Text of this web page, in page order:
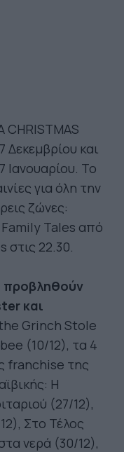
CHRISTMAS
Δεκεμβρίου και
Ιανουαρίου. Το
για όλη την
ζώνες:
Tales από
στις 22.30.
προβληθούν
και
Grinch Stole
(10/12), τα 4
franchise της
Η
(27/12),
Στο Τέλος
νερά (30/12),